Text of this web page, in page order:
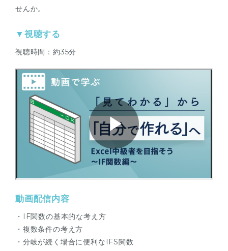
せんか。
▼視聴する
視聴時間：約35分
動画配信内容
・IF関数の基本的な考え方
・複数条件の考え方
・分岐が続く場合に便利なIFS関数